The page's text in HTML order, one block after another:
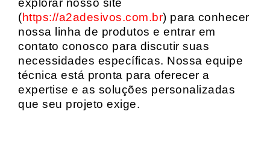
explorar nosso site
(https://a2adesivos.com.br) para conhecer
nossa linha de produtos e entrar em
contato conosco para discutir suas
necessidades específicas. Nossa equipe
técnica está pronta para oferecer a
expertise e as soluções personalizadas
que seu projeto exige.